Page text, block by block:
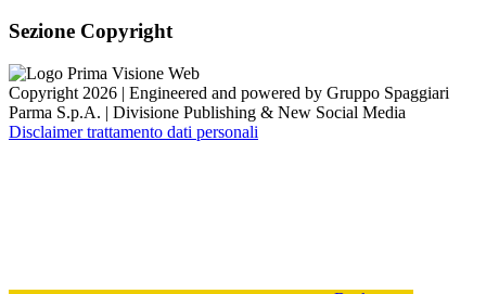
Sezione Copyright
Copyright 2026 | Engineered and powered by Gruppo Spaggiari
Parma S.p.A. | Divisione Publishing & New Social Media
Disclaimer trattamento dati personali